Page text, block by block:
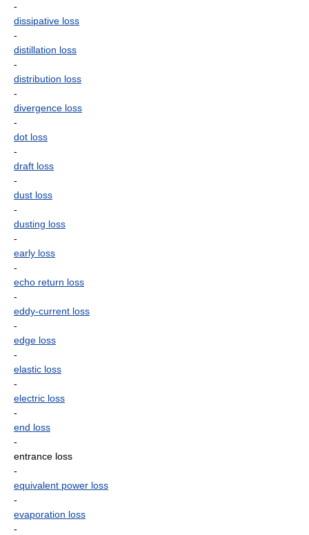
-
dissipative loss
-
distillation loss
-
distribution loss
-
divergence loss
-
dot loss
-
draft loss
-
dust loss
-
dusting loss
-
early loss
-
echo return loss
-
eddy-current loss
-
edge loss
-
elastic loss
-
electric loss
-
end loss
-
entrance loss
-
equivalent power loss
-
evaporation loss
-